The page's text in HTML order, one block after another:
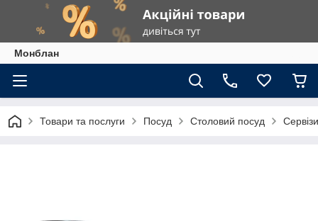
Монблан
Товари та послуги Посуд Столовий посуд